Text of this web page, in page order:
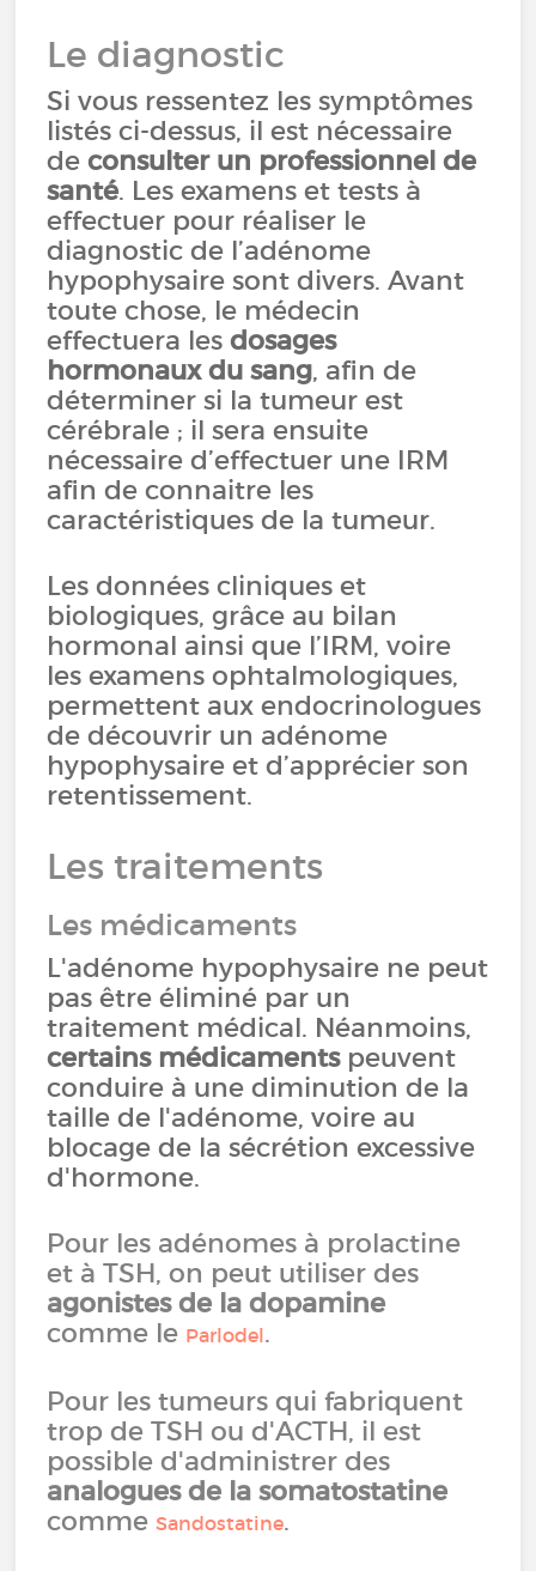
Le diagnostic
Si vous ressentez les symptômes
listés ci-dessus, il est nécessaire
deconsulter un professionnel de
santé. Les examens et tests à
effectuer pour réaliser le
diagnostic de l’adénome
hypophysaire sont divers. Avant
toute chose, le médecin
effectuera lesdosages
hormonaux du sang, afin de
déterminer si la tumeur est
cérébrale ; il sera ensuite
nécessaire d’effectuer une IRM
afin de connaitre les
caractéristiques de la tumeur.
Les données cliniques et
biologiques, grâce au bilan
hormonal ainsi que l’IRM, voire
les examens ophtalmologiques,
permettent aux endocrinologues
de découvrir un adénome
hypophysaire et d’apprécier son
retentissement.
Les traitements
Les médicaments
L'adénome hypophysaire ne peut
pas être éliminé par un
traitement médical. Néanmoins,
certains médicamentspeuvent
conduire à une diminution de la
taille de l'adénome, voire au
blocage de la sécrétion excessive
d'hormone.
Pour les adénomes à prolactine
et à TSH, on peut utiliser des
agonistes de la dopamine
comme le Parlodel.
Pour les tumeurs qui fabriquent
trop de TSH ou d'ACTH, il est
possible d'administrer des
analogues de la somatostatine
commeSandostatine.